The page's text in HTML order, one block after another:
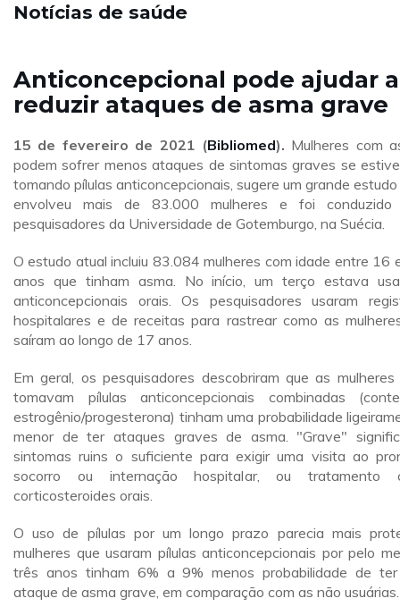
Notícias de saúde
Anticoncepcional pode ajudar a
reduzir ataques de asma grave
15 de fevereiro de 2021 (Bibliomed). Mulheres com
podem sofrer menos ataques de sintomas graves se
tomando pílulas anticoncepcionais, sugere um grande
envolveu mais de 83.000 mulheres e foi conduzido
pesquisadores da Universidade de Gotemburgo, na Suécia.
O estudo atual incluiu 83.084 mulheres com idade entre 16
anos que tinham asma. No início, um terço estava
anticoncepcionais orais. Os pesquisadores usaram
hospitalares e de receitas para rastrear como as
saíram ao longo de 17 anos.
Em geral, os pesquisadores descobriram que as mulheres
tomavam pílulas anticoncepcionais combinadas
estrogênio/progesterona) tinham uma probabilidade
menor de ter ataques graves de asma. "Grave"
sintomas ruins o suficiente para exigir uma visita ao
socorro ou internação hospitalar, ou tratamento
corticosteroides orais.
O uso de pílulas por um longo prazo parecia mais
mulheres que usaram pílulas anticoncepcionais por pelo
três anos tinham 6% a 9% menos probabilidade de
ataque de asma grave, em comparação com as não usuárias.